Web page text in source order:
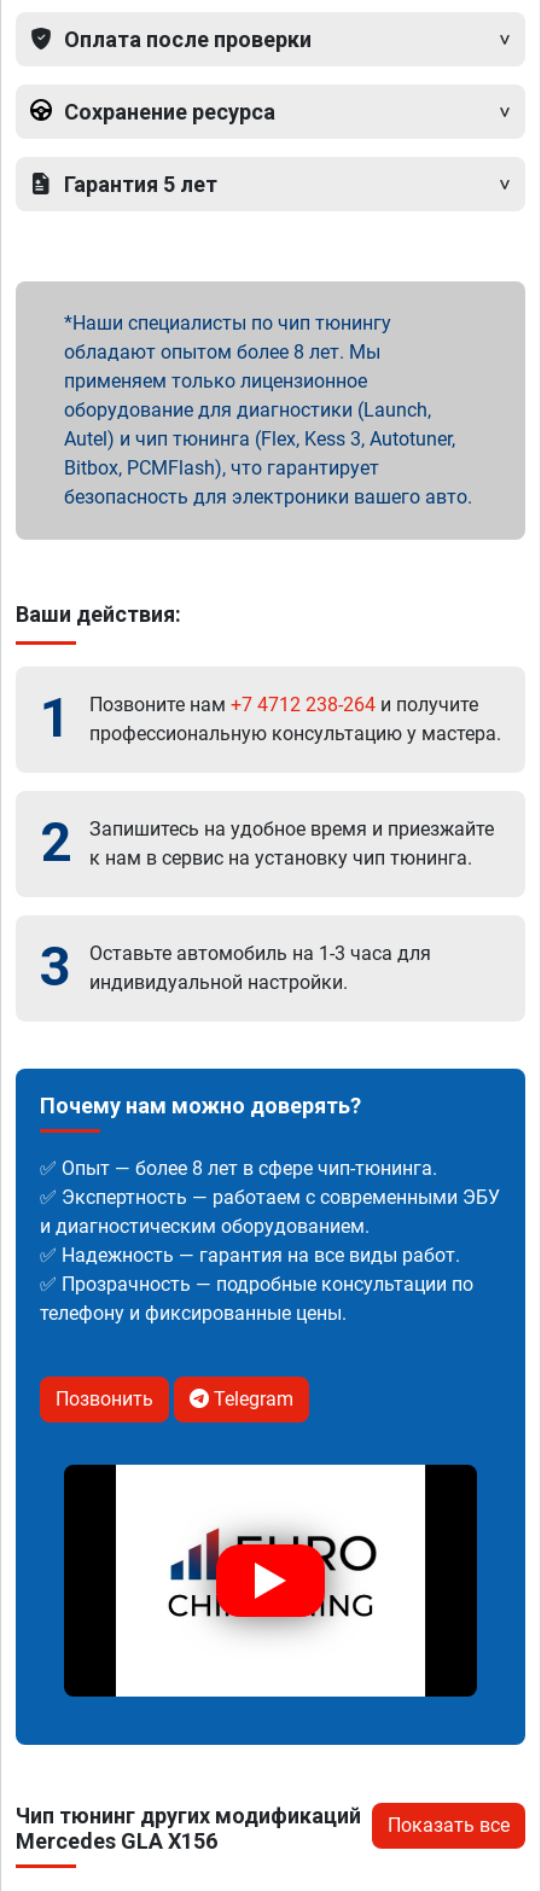
Оплата после проверки
Сохранение ресурса
Гарантия 5 лет
Наши специалисты по чип тюнингу
обладают опытом более 8 лет. Мы
применяем только лицензионное
оборудование для диагностики (Launch,
Autel) и чип тюнинга (Flex, Kess 3, Autotuner,
Bitbox, PCMFlash), что гарантирует
безопасность для электроники вашего авто.
Ваши действия:
1 Позвоните нам +7 4712 238-264 и получите
профессиональную консультацию у мастера.
2
Запишитесь на удобное время и приезжайте
к нам в сервис на установку чип тюнинга.
3
Оставьте автомобиль на 1-3 часа для
индивидуальной настройки.
Почему нам можно доверять?
✅ Опыт — более 8 лет в сфере чип-тюнинга.
✅ Экспертность — работаем с современными ЭБУ
и диагностическим оборудованием.
✅ Надежность — гарантия на все виды работ.
✅ Прозрачность — подробные консультации по
телефону и фиксированные цены.
Позвонить Telegram
Чип тюнинг других модификаций
Mercedes GLA X156
Показать все